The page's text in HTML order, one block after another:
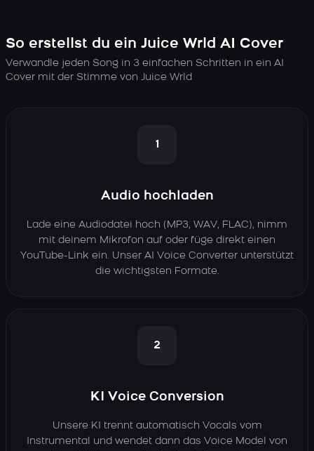
So erstellst du ein Juice Wrld AI Cover
Verwandle jeden Song in 3 einfachen Schritten in ein AI
Cover mit der Stimme von Juice Wrld
1
Audio hochladen
Lade eine Audiodatei hoch (MP3, WAV, FLAC), nimm
mit deinem Mikrofon auf oder füge direkt einen
YouTube-Link ein. Unser AI Voice Converter unterstützt
die wichtigsten Formate.
2
KI Voice Conversion
Unsere KI trennt automatisch Vocals vom
Instrumental und wendet dann das Voice Model von